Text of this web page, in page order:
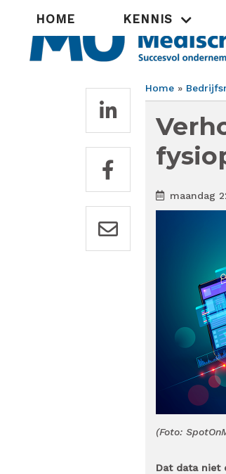
Hoofdnavigatie
HOME KENNIS
Home
maandag
(Foto:
Dat data niet